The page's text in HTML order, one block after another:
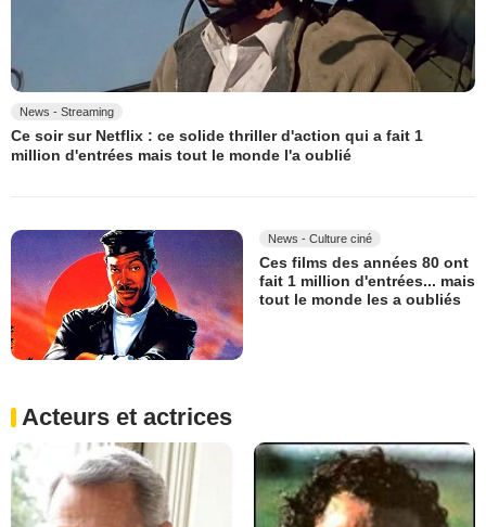
News - Streaming
Ce soir sur Netflix : ce solide thriller d'action qui a fait 1
million d'entrées mais tout le monde l'a oublié
News - Culture ciné
Ces films des années 80 ont
fait 1 million d'entrées... mais
tout le monde les a oubliés
Acteurs et actrices